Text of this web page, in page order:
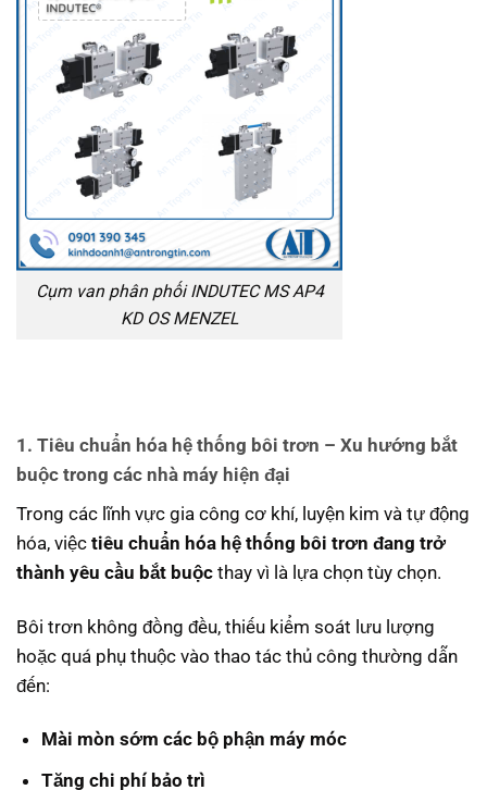
Cụm van phân phối INDUTEC MS AP4
KD OS MENZEL
1. Tiêu chuẩn hóa hệ thống bôi trơn – Xu hướng bắt
buộc trong các nhà máy hiện đại
Trong các lĩnh vực gia công cơ khí, luyện kim và tự động
hóa, việc tiêu chuẩn hóa hệ thống bôi trơn đang trở
thành yêu cầu bắt buộc thay vì là lựa chọn tùy chọn.
Bôi trơn không đồng đều, thiếu kiểm soát lưu lượng
hoặc quá phụ thuộc vào thao tác thủ công thường dẫn
đến:
Mài mòn sớm các bộ phận máy móc
Tăng chi phí bảo trì